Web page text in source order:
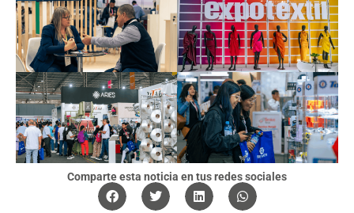
Comparte esta noticia en tus redes sociales